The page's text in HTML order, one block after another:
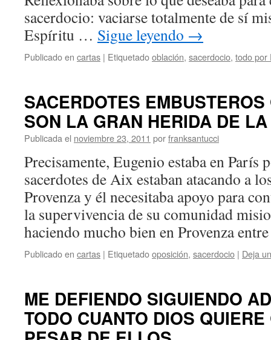
sacerdocio: vaciarse totalmente de sí
Espíritu … Sigue leyendo →
Publicado en cartas | Etiquetadooblación, sacerdocio, todo por
SACERDOTES
SON LA GRAN HERIDA DE
Publicada el noviembre 23, 2011 porfranksantucci
Precisamente, Eugenio estaba en París
sacerdotes de Aix estaban atacando a
Provenza y él necesitaba apoyo para
la supervivencia de su comunidad
haciendo mucho bien en Provenza
Publicado en cartas | Etiquetadooposición, sacerdocio | Deja
ME DEFIENDO SIGUIENDO
TODO CUANTO DIOS